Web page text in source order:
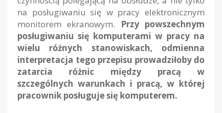
na posługiwaniu się w pracy elektronicznym
monitorem ekranowym.
Przy powszechnym
posługiwaniu się komputerami w pracy na
wielu różnych stanowiskach, odmienna
interpretacja tego przepisu prowadziłoby do
zatarcia różnic między pracą w
szczególnych warunkach i pracą, w której
pracownik posługuje się komputerem.